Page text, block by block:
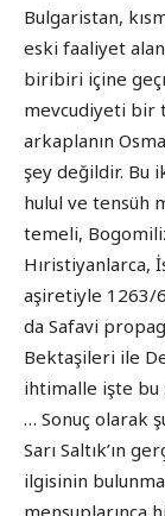
Bulgaristan,
eski faaliyet
biribiri içine
mevcudiyeti bir
arkaplanın
şey değildir. Bu
hulul ve tensüh
temeli,
Hıristiyanlarca,
aşiretiyle 1263/
da Safavi
Bektaşileri ile
ihtimalle işte bu
… Sonuç olarak
Sarı Saltık’ın
ilgisinin